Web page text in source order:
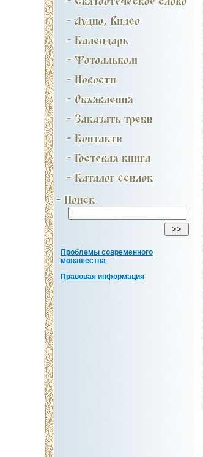
Проблемы современного
монашества
Правовая информация